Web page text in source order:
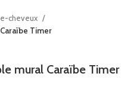
cheveux
Timer
mural Caraïbe Timer